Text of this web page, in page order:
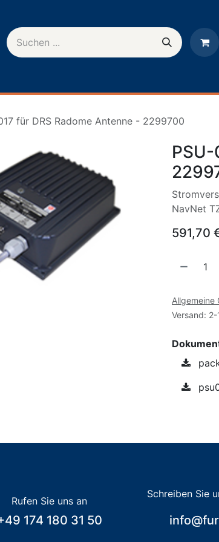
für DRS Radome Antenne - 2299700
NavNet
591,70
Allgemeine
Versand:
Rufen Sie uns an
174 180 31 50
Schreiben Sie